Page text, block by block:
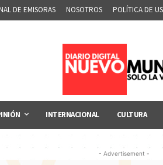
DE EMISORAS NOSOTROS POLÍTICA DE
INTERNACIONAL CULTURA
- Advertisement -